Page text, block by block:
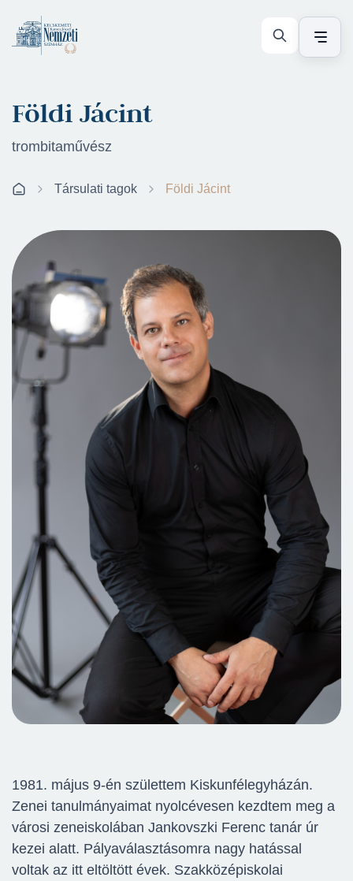
Földi Jácint
trombitaművész
Társulati tagok Földi Jácint
1981. május 9-én születtem Kiskunfélegyházán.
Zenei tanulmányaimat nyolcévesen kezdtem meg a
városi zeneiskolában Jankovszki Ferenc tanár úr
kezei alatt. Pályaválasztásomra nagy hatással
voltak az itt eltöltött évek. Szakközépiskolai